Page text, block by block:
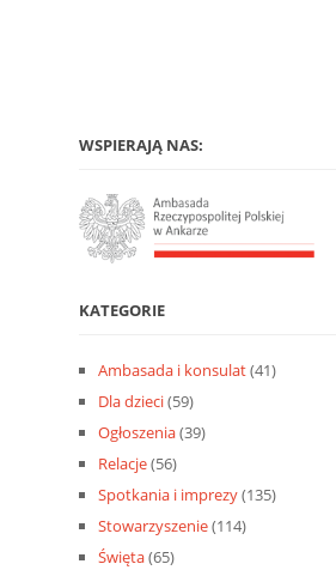
WSPIERAJĄ NAS:
KATEGORIE
Ambasada i konsulat(41)
Dla dzieci(59)
Ogłoszenia(39)
Relacje(56)
Spotkania i imprezy(135)
Stowarzyszenie(114)
Święta(65)